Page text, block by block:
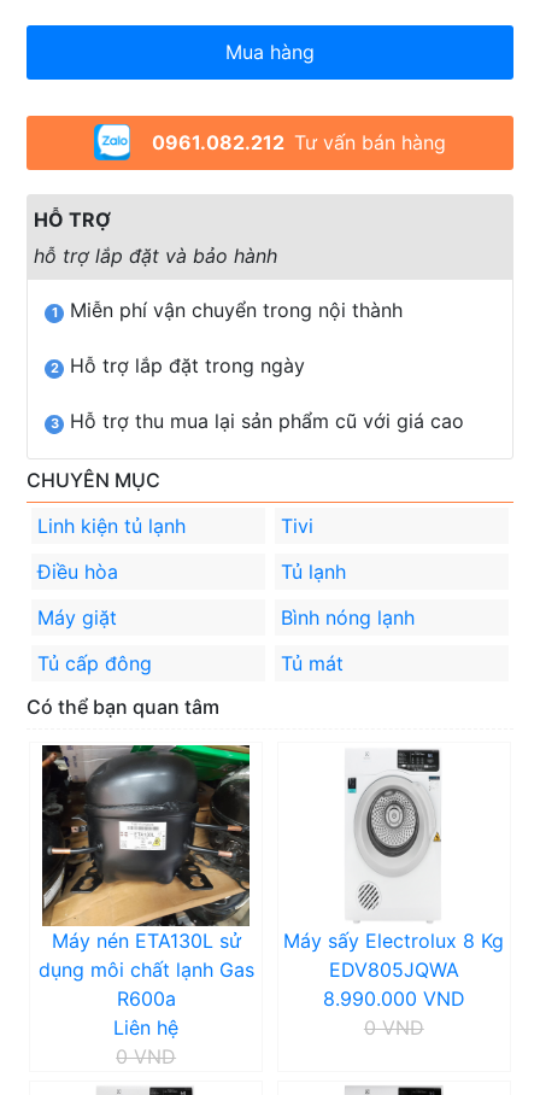
Mua hàng
0961.082.212 Tư vấn bán hàng
HỖ TRỢ
hỗ trợ lắp đặt và bảo hành
1 Miễn phí vận chuyển trong nội thành
2 Hỗ trợ lắp đặt trong ngày
3 Hỗ trợ thu mua lại sản phẩm cũ với giá cao
CHUYÊN MỤC
Linh kiện tủ lạnh
Tivi
Điều hòa
Tủ lạnh
Máy giặt
Bình nóng lạnh
Tủ cấp đông
Tủ mát
Có thể bạn quan tâm
Máy nén ETA130L sử
dụng môi chất lạnh Gas
R600a
Liên hệ
0 VND
Máy sấy Electrolux 8 Kg
EDV805JQWA
8.990.000 VND
0 VND